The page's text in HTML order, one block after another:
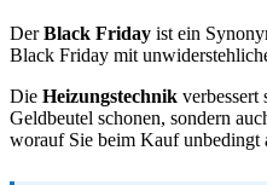
DerBlack Friday ist ein
Black Friday mit
Die Heizungstechnik verbessert
Geldbeutel schonen, sondern
worauf Sie beim Kauf unbedingt